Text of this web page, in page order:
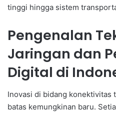
tinggi hingga sistem
Pengenalan
Jaringan dan
Digital di
Inovasi di bidang konektivitas
batas kemungkinan baru.